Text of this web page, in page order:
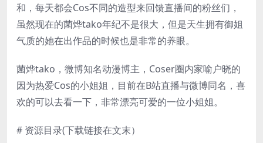
和，每天都会Cos不同的造型来回馈直播间的粉丝们，
虽然现在的菌烨tako年纪不是很大，但是天生拥有御姐
气质的她在出作品的时候也是非常的养眼。
菌烨tako，微博知名动漫博主，Coser圈内家喻户晓的
因为热爱Cos的小姐姐，目前在B站直播与微博同名，喜
欢的可以去看一下，非常漂亮可爱的一位小姐姐。
# 资源目录(下载链接在文末）